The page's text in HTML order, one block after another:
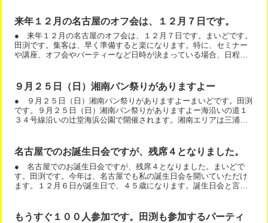
来年１２月の名古屋のオフ会は、１２月７日です。
● 来年１２月の名古屋のオフ会は、１２月７日です。まいどです。
田渕です。集客は、早く準備すると楽になります。特に、セミナー
や講座、オフ会やパーティーなど日時が決まっている場合、日程を
９月２５日（日）湘南パン祭りがありますよー
● ９月２５日（日）湘南パン祭りがありますよーまいどです。田渕
です。９月２５日（日）湘南パン祭りがありますよー海沿いの道１
３４号線沿いの辻堂海浜公園で開催されます。湘南エリアは三浦か
名古屋でのお誕生日会ですが、残席４となりました。
● 名古屋でのお誕生日会ですが、残席４となりました。まいどで
す。田渕です。今年は、名古屋でも私の誕生日会を開いていただけ
ます。１２月６日が誕生日で、４５歳になります。誕生日会と言い
もうすぐ１００人参加です。田渕も参加するパーティ